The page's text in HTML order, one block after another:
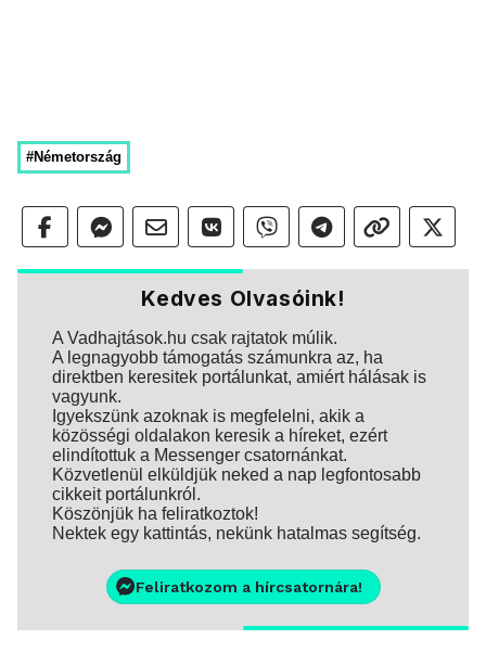
#Németország
Kedves Olvasóink!
A Vadhajtások.hu csak rajtatok múlik.
A legnagyobb támogatás számunkra az, ha
direktben keresitek portálunkat, amiért hálásak is
vagyunk.
Igyekszünk azoknak is megfelelni, akik a
közösségi oldalakon keresik a híreket, ezért
elindítottuk a Messenger csatornánkat.
Közvetlenül elküldjük neked a nap legfontosabb
cikkeit portálunkról.
Köszönjük ha feliratkoztok!
Nektek egy kattintás, nekünk hatalmas segítség.
Feliratkozom a hírcsatornára!